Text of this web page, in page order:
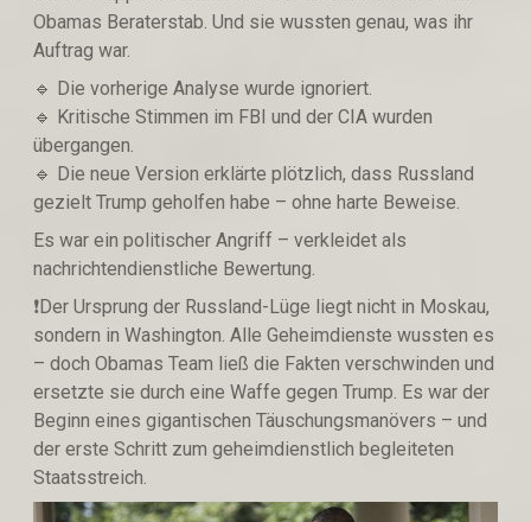
Obamas Beraterstab. Und sie wussten genau, was ihr
Auftrag war.
🔹️ Die vorherige Analyse wurde ignoriert.
🔹️ Kritische Stimmen im FBI und der CIA wurden
übergangen.
🔹️ Die neue Version erklärte plötzlich, dass Russland
gezielt Trump geholfen habe – ohne harte Beweise.
Es war ein politischer Angriff – verkleidet als
nachrichtendienstliche Bewertung.
❗️Der Ursprung der Russland-Lüge liegt nicht in Moskau,
sondern in Washington. Alle Geheimdienste wussten es
– doch Obamas Team ließ die Fakten verschwinden und
ersetzte sie durch eine Waffe gegen Trump. Es war der
Beginn eines gigantischen Täuschungsmanövers – und
der erste Schritt zum geheimdienstlich begleiteten
Staatsstreich.